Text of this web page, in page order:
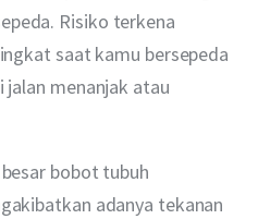
Risiko terkena
saat kamu bersepeda
menanjak atau
bobot tubuh
adanya tekanan